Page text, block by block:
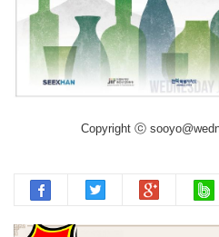
Copyright ⓒ